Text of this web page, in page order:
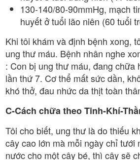
130-140/80-90mmHg, mạch
huyết ở tuổi lão niên (60 tuổi
Khi tôi khám và định bệnh xong,
ung thư máu. Bệnh nhân nghe
: Con bị ung thư máu, đang chữa
lần thứ 7. Cơ thể mất sức dần,
khó thở, đau nhức da thịt toàn
C-Cách chữa theo Tinh-Khí-
Tôi cho biết, ung thư là do thiếu
cây cao lớn mà mỗi ngày chỉ tưới
nước cho một cây bé, thì cây sẽ